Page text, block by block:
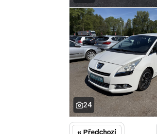
24
« Předchozí